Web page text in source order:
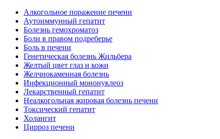
Алкогольное поражение печени
Аутоиммунный гепатит
Болезнь гемохроматоз
Боли в правом подреберье
Боль в печени
Генетическая болезнь Жильбера
Желтый цвет глаз и кожи
Желчнокаменная болезнь
Инфекционный мононуклеоз
Лекарственный гепатит
Неалкогольная жировая болезнь печени
Токсический гепатит
Холангит
Цирроз печени